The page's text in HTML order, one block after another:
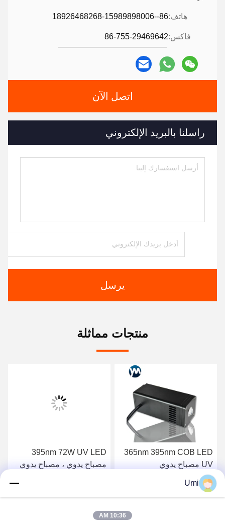
هاتف:86--18926468268-15989898006
فاكس:86-755-29469642
اتصل الآن
راسلنا بالبريد الإلكتروني
يرسل
منتجات مماثلة
365nm 395nm COB LED
UV مصباح يدوي
مصباح
احصل على افضل سعر
395nm 72W UV LED
مصباح يدوي ، مصباح يدوي
احصل على افضل سعر
Umi
10:36 AM